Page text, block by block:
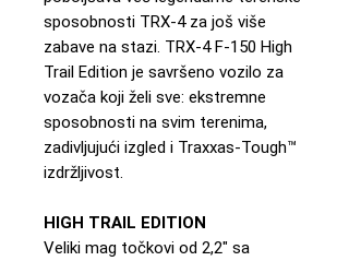
sposobnosti TRX-4 za još više
zabave na stazi. TRX-4 F-150 High
Trail Edition je savršeno vozilo za
vozača koji želi sve: ekstremne
sposobnosti na svim terenima,
zadivljujući izgled i Traxxas-Tough™
izdržljivost.
HIGH TRAIL EDITION
Veliki mag točkovi od 2,2" sa